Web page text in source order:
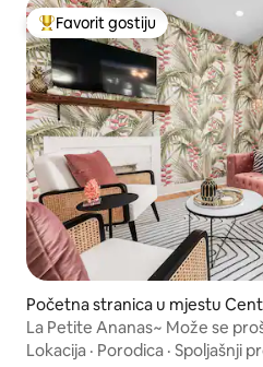
Glavni favorit gostiju
Favorit gostiju
Početna stranica u mjestu
La Petite Ananas~ Može se
Lokacija · Porodica · Spoljašnji